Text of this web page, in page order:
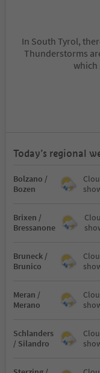
In South Tyrol,
Thunderstorms
which
Today’s regional
Bolzano /
Bozen
Brixen /
Bressanone
Bruneck /
Brunico
Meran /
Merano
Schlanders
/ Silandro